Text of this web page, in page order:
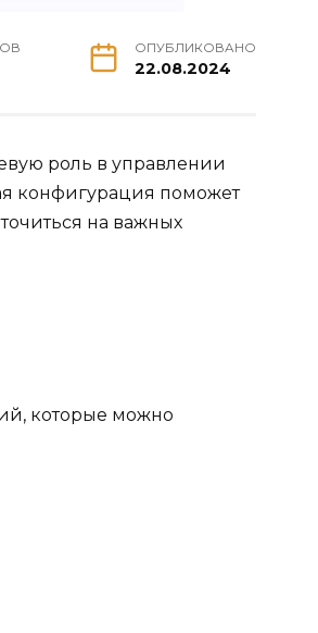
ОПУБЛИКОВАНО
22.08.2024
роль в управлении
конфигурация поможет
на важных
которые можно